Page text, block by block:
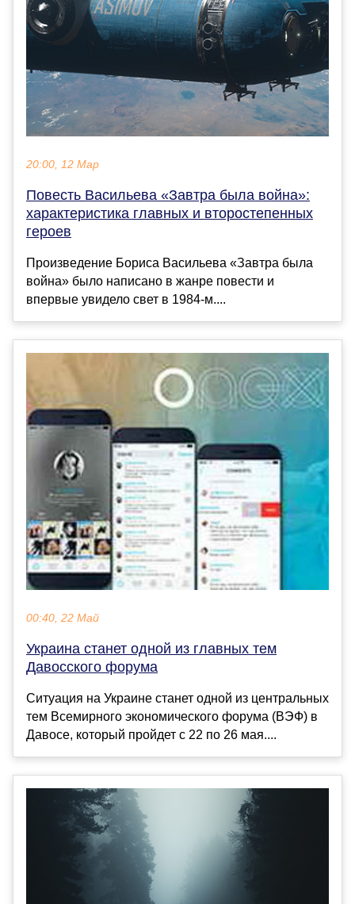
20:00, 12 Мар
Повесть Васильева «Завтра была война»:
характеристика главных и второстепенных
героев
Произведение Бориса Васильева «Завтра была
война» было написано в жанре повести и
впервые увидело свет в 1984-м....
00:40, 22 Май
Украина станет одной из главных тем
Давосского форума
Ситуация на Украине станет одной из центральных
тем Всемирного экономического форума (ВЭФ) в
Давосе, который пройдет с 22 по 26 мая....